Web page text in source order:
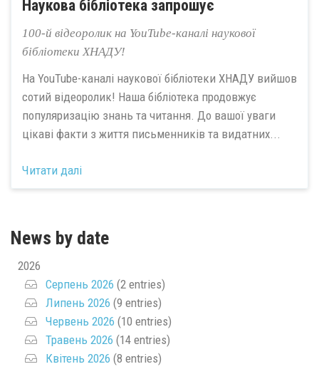
Наукова бібліотека запрошує
100-й відеоролик на YouTube-каналі наукової
бібліотеки ХНАДУ!
На YouTube-каналі наукової бібліотеки ХНАДУ вийшов
сотий відеоролик! Наша бібліотека продовжує
популяризацію знань та читання. До вашої уваги
цікаві факти з життя письменників та видатних...
Читати далі
News by date
2026
Серпень 2026 (2 entries)
Липень 2026 (9 entries)
Червень 2026 (10 entries)
Травень 2026 (14 entries)
Квітень 2026 (8 entries)